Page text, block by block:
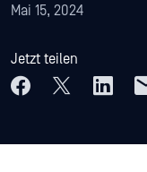
Mai 15, 2024
Jetzt teilen